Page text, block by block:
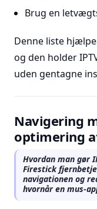
Brug en
Denne liste
og den holder
uden gentagne
Navigering
optimering
Hvordan man gør
Firestick
navigationen og
hvornår en mus-